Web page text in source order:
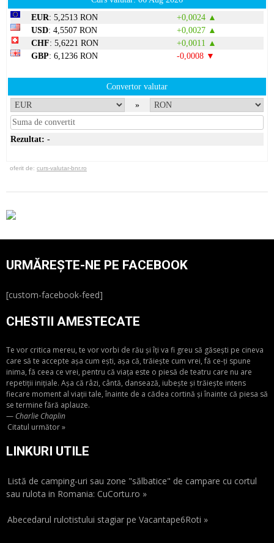
EUR: 5,2513 RON
+0,0024 ▲
USD: 4,5507 RON
+0,0027 ▲
CHF: 5,6221 RON
+0,0011 ▲
GBP: 6,1236 RON -0,0008 ▼
Convertor valutar
»
Rezultat: -
oferit de: curs-valutar-bnr.ro
URMĂREȘTE-NE PE FACEBOOK
[custom-facebook-feed]
CHESTII AMESTECATE
Te vor critica mereu, te vor vorbi de rău și îți va fi greu să găsești pe cineva
care să te accepte așa cum ești, așa că, trăiește cum vrei, fă ce-ți spune
inima, fă ceea ce vrei, pentru că viața este o piesă de teatru care nu are
repetiții inițiale. Așa că râzi, cântă, dansează, iubește și trăiește intens
fiecare moment al viații tale, înainte de a cădea cortină și înainte că piesa să
se termine fără aplauze.
— Charlie Chaplin
Citatul următor »
LINKURI UTILE
Listă de camping-uri sau zone "sălbatice" de campare cu cortul
sau rulota in Romania: CuCortu.ro »
Abecedarul rulotistului stagiar pe Vacantape6Roti »